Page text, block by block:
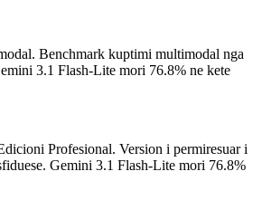
. Benchmark kuptimi multimodal nga
3.1 Flash-Lite mori 76.8% ne kete
Profesional. Version i permiresuar i
Gemini 3.1 Flash-Lite mori 76.8%